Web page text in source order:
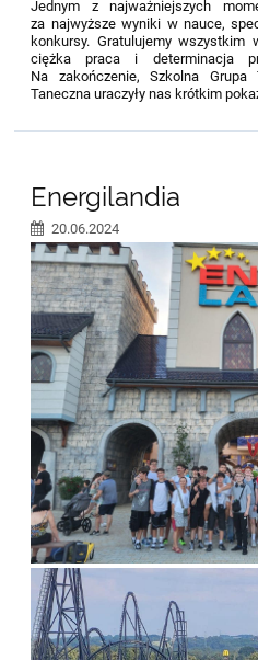
Jednym z najważniejszych
za najwyższe wyniki w nauce,
konkursy. Gratulujemy wszystkim
ciężka praca i determinacja
Na zakończenie, Szkolna Grupa
Taneczna uraczyły nas krótkim
Energilandia
20.06.2024